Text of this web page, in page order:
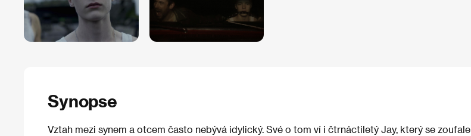
Synopse
Vztah mezi synem a otcem často nebývá idylický. Své o tom ví i čtrnáctiletý Jay, který se zoufale